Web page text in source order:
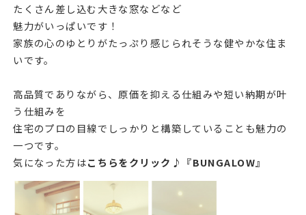
たくさん差し込む大きな窓などなど
魅力がいっぱいです！
家族の心のゆとりがたっぷり感じられそうな健やかな住ま
いです。
高品質でありながら、原価を抑える仕組みや短い納期が叶
う仕組みを
住宅のプロの目線でしっかりと構築していることも魅力の
一つです。
気になった方はこちらをクリック♪『BUNGALOW』